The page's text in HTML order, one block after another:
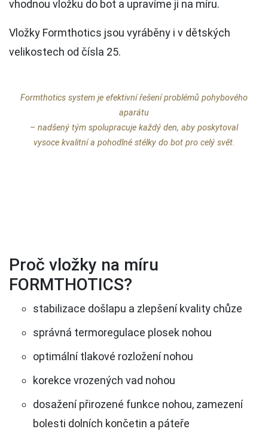
vhodnou vložku do bot a upravíme ji na míru.
Vložky Formthotics jsou vyráběny i v dětských
velikostech od čísla 25.
Formthotics system je efektivní řešení problémů pohybového
aparátu
– nadšený tým spolupracuje každý den, aby poskytoval
vysoce kvalitní a pohodlné stélky do bot pro celý svět.
Proč vložky na míru
FORMTHOTICS?
stabilizace došlapu a zlepšení kvality chůze
správná termoregulace plosek nohou
optimální tlakové rozložení nohou
korekce vrozených vad nohou
dosažení přirozené funkce nohou, zamezení
bolesti dolních končetin a páteře